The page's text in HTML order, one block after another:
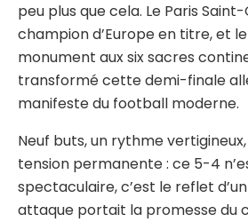
peu plus que cela. Le Paris
champion d’Europe en titre, et
monument aux six sacres
transformé cette demi-finale
manifeste du football moderne.
Neuf buts, un rythme
tension permanente : ce 5-4
spectaculaire, c’est le reflet
attaque portait la promesse du